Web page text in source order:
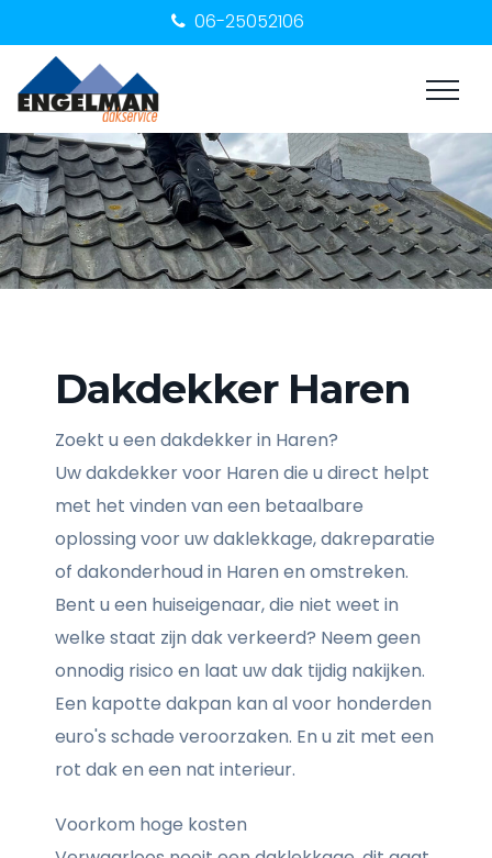
06-25052106
Dakdekker Haren
Zoekt u een dakdekker in Haren?
Uw dakdekker voor Haren die u direct helpt
met het vinden van een betaalbare
oplossing voor uw daklekkage, dakreparatie
of dakonderhoud in Haren en omstreken.
Bent u een huiseigenaar, die niet weet in
welke staat zijn dak verkeerd? Neem geen
onnodig risico en laat uw dak tijdig nakijken.
Een kapotte dakpan kan al voor honderden
euro's schade veroorzaken. En u zit met een
rot dak en een nat interieur.
Voorkom hoge kosten